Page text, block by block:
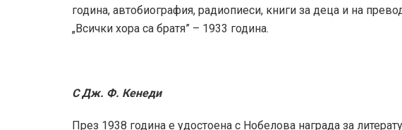
година, автобиография, радиопиеси, книги за деца и на
„Всички хора са братя” – 1933 година.
С Дж. Ф. Кенеди
През 1938 година е удостоена с Нобелова награда за